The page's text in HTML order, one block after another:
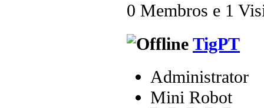
0 Membros e 1
TigPT
Administrator
Mini Robot